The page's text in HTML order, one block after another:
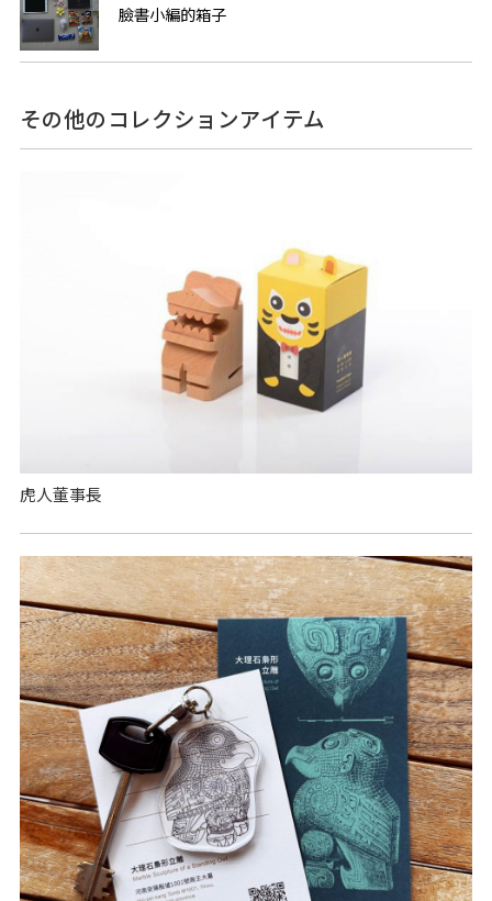
臉書小編的箱子
その他のコレクションアイテム
虎人董事長